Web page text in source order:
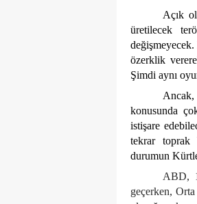
Açık
üretilecek
özerklik
Şimdi aynı
konusunda
istişare
tekrar toprak
durumun
ABD,
geçerken, Orta